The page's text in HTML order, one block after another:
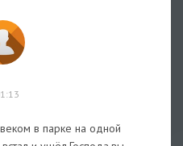
в парке на одной